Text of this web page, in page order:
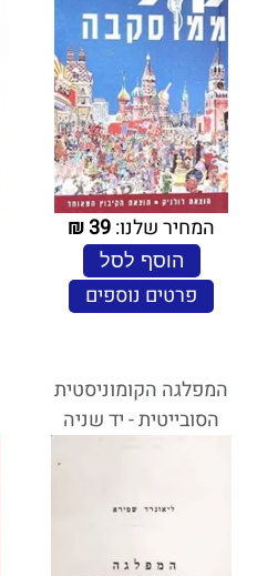
המחיר שלנו:39
₪
הוסף לסל
פרטים נוספים
המפלגה הקומוניסטית
הסובייטית - יד שניה